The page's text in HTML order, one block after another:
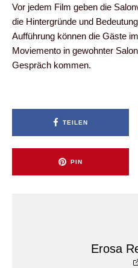
Vor jedem Film geben die
die Hintergründe und
Aufführung können die Gäste
Moviemento in gewohnter
Gespräch kommen.
TEILEN
PIN
Erosa